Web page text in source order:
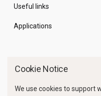
Useful links
Applications
Cookie Notice
We use cookies to support